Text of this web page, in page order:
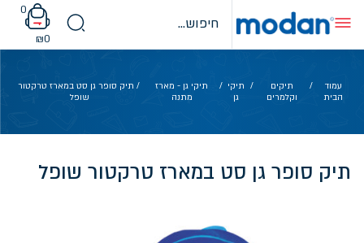
content
0
₪0
עמוד
הבית
/
תיקים
וקלמרים
/ תיקי
גן
/
תיקי גן - מארז
מתנה
/ תיק סופר גן סט במארז טרקטור
שופל
תיק סופר גן סט במארז טרקטור שופל